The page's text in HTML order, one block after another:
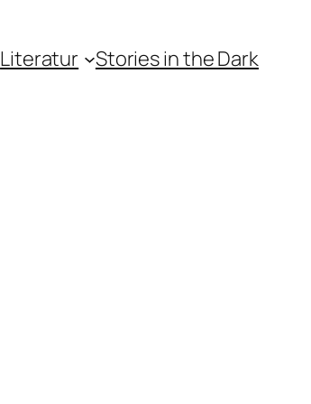
Literatur Stories in the Dark